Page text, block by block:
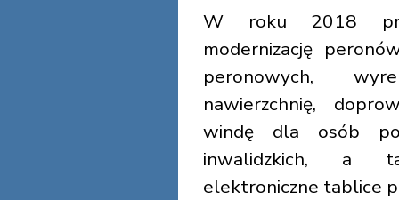
W roku 2018
modernizację
peronowych,
nawierzchnię,
windę dla osób
inwalidzkich, a
elektroniczne tablice